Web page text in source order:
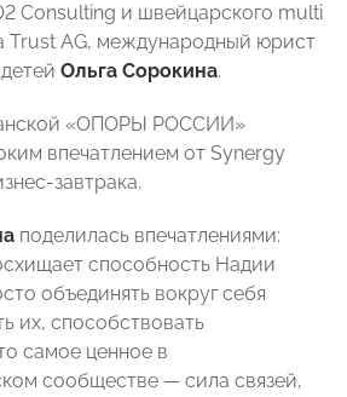
Consulting и швейцарского multi
Trust AG, международный юрист
Ольга Сорокина.
«ОПОРЫ РОССИИ»
впечатлением от Synergy
завтрака.
поделилась впечатлениями:
способность Надии
объединять вокруг себя
их, способствовать
самое ценное в
сообществе — сила связей,